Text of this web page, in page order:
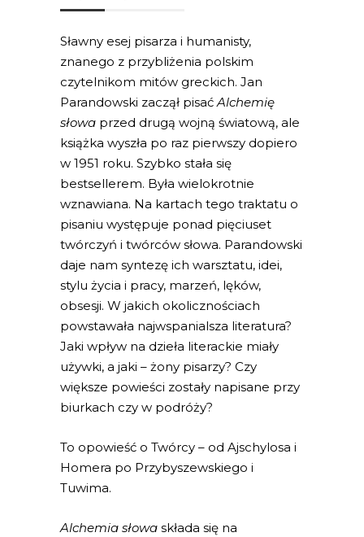
Sławny esej pisarza i humanisty,
znanego z przybliżenia polskim
czytelnikom mitów greckich. Jan
Parandowski zaczął pisaćAlchemię
słowa przed drugą wojną światową, ale
książka wyszła po raz pierwszy dopiero
w 1951 roku. Szybko stała się
bestsellerem. Była wielokrotnie
wznawiana. Na kartach tego traktatu o
pisaniu występuje ponad pięciuset
twórczyń i twórców słowa. Parandowski
daje nam syntezę ich warsztatu, idei,
stylu życia i pracy, marzeń, lęków,
obsesji. W jakich okolicznościach
powstawała najwspanialsza literatura?
Jaki wpływ na dzieła literackie miały
używki, a jaki – żony pisarzy? Czy
większe powieści zostały napisane przy
biurkach czy w podróży?
To opowieść o Twórcy – od Ajschylosa i
Homera po Przybyszewskiego i
Tuwima.
Alchemia słowa składa się na